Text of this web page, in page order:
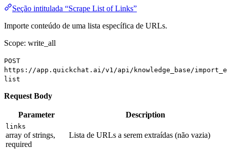
Seção intitulada “Scrape List of Links”
Importe conteúdo de uma lista específica de URLs.
Scope: write_all
POST
https://app.quickchat.ai/v1/api/knowledge_base/
list
Request Body
Parameter Description
links
array of strings,
required
Lista de URLs a serem extraídas (não vazia)